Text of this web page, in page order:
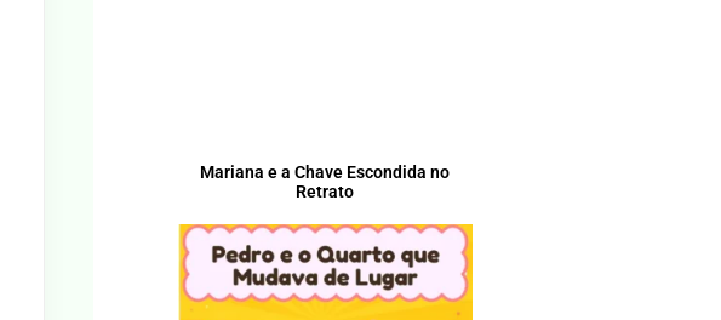
Mariana e a Chave Escondida no
Retrato